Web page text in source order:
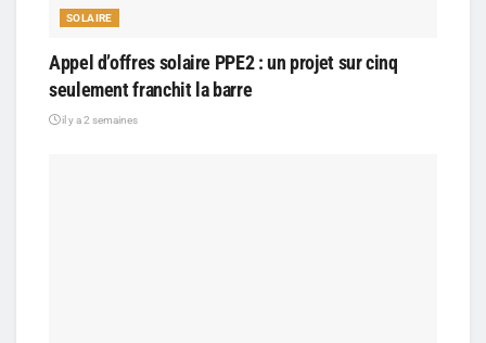
SOLAIRE
Appel d’offres solaire PPE2 : un projet sur cinq
seulement franchit la barre
il y a 2 semaines